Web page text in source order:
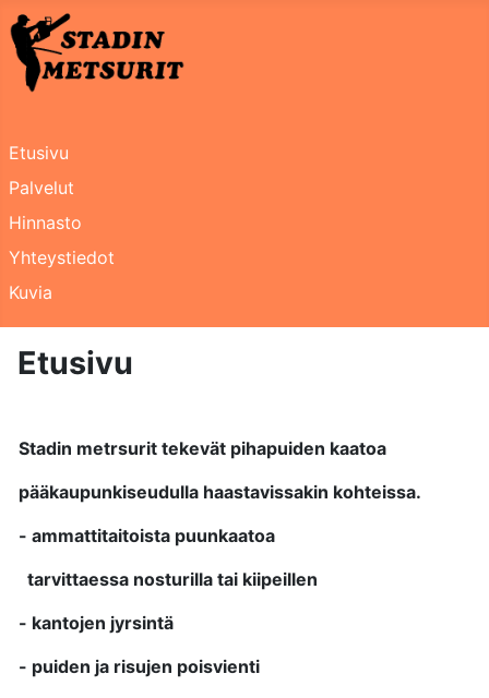
Etusivu
Palvelut
Hinnasto
Yhteystiedot
Kuvia
Etusivu
Stadin metrsurit tekevät pihapuiden kaatoa
pääkaupunkiseudulla haastavissakin kohteissa.
- ammattitaitoista puunkaatoa
tarvittaessa nosturilla tai kiipeillen
- kantojen jyrsintä
- puiden ja risujen poisvienti